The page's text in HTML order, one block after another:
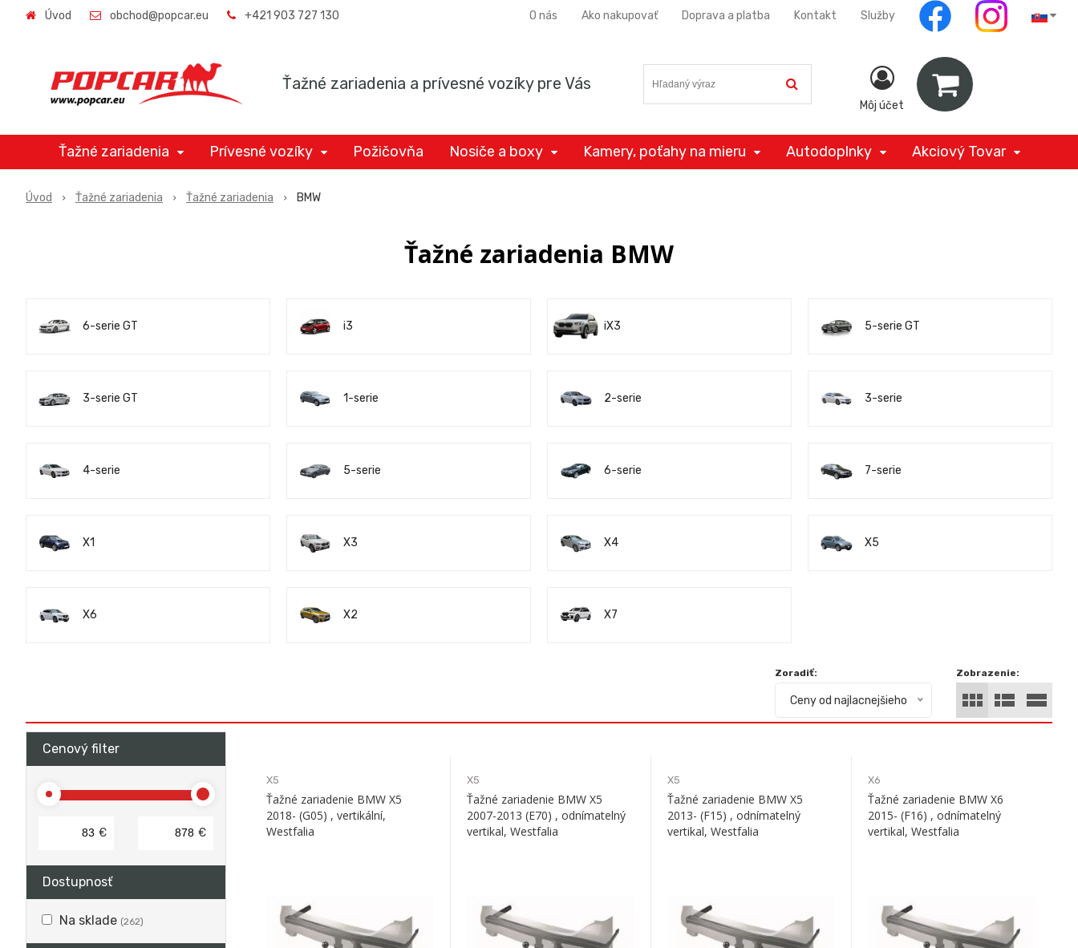
Ťažné zariadenia a prívesné vozíky pre Vás
Úvod obchod@popcar.eu +421 903 727 130 O nás Ako nakupovať Doprava a platba Kontakt Služby
Môj účet
Ťažné zariadenia Prívesné vozíky Požičovňa Nosiče a boxy Kamery, poťahy na mieru Autodoplnky Akciový Tovar
Úvod Ťažné zariadenia Ťažné zariadenia BMW
Ťažné zariadenia BMW
6-serie GT i3 iX3 5-serie GT
3-serie GT 1-serie 2-serie 3-serie
4-serie 5-serie 6-serie 7-serie
X1 X3 X4 X5
X6 X2 X7
Zobrazenie:
Zoradiť:
Ceny od najlacnejšieho
Cenový filter
€ €
Dostupnosť
Na sklade (262)
X5
Ťažné zariadenie BMW X5
2018- (G05) , vertikální,
Westfalia
X5
Ťažné zariadenie BMW X5
2007-2013 (E70) , odnímatelný
vertikal, Westfalia
X5
Ťažné zariadenie BMW X5
2013- (F15) , odnímatelný
vertikal, Westfalia
X6
Ťažné zariadenie BMW X6
2015- (F16) , odnímatelný
vertikal, Westfalia